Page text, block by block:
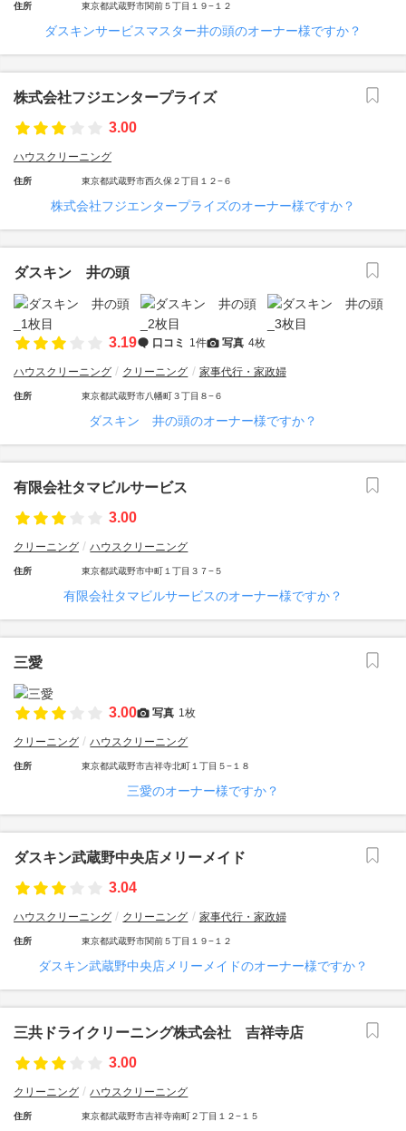
住所 東京都武蔵野市関前５丁目１９−１２
ダスキンサービスマスター井の頭のオーナー様ですか？
株式会社フジエンタープライズ
3.00
ハウスクリーニング
住所 東京都武蔵野市西久保２丁目１２−６
株式会社フジエンタープライズのオーナー様ですか？
ダスキン 井の頭
3.19 口コミ 1件 写真 4枚
ハウスクリーニング クリーニング 家事代行・家政婦
住所 東京都武蔵野市八幡町３丁目８−６
ダスキン 井の頭のオーナー様ですか？
有限会社タマビルサービス
3.00
クリーニング ハウスクリーニング
住所 東京都武蔵野市中町１丁目３７−５
有限会社タマビルサービスのオーナー様ですか？
三愛
3.00 写真 1枚
クリーニング ハウスクリーニング
住所 東京都武蔵野市吉祥寺北町１丁目５−１８
三愛のオーナー様ですか？
ダスキン武蔵野中央店メリーメイド
3.04
ハウスクリーニング クリーニング 家事代行・家政婦
住所 東京都武蔵野市関前５丁目１９−１２
ダスキン武蔵野中央店メリーメイドのオーナー様ですか？
三共ドライクリーニング株式会社 吉祥寺店
3.00
クリーニング ハウスクリーニング
住所 東京都武蔵野市吉祥寺南町２丁目１２−１５